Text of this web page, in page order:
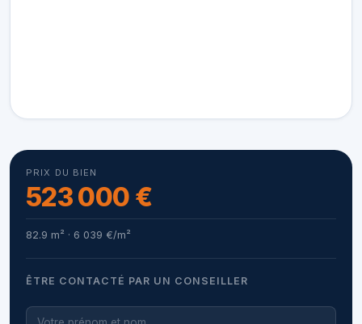
PRIX DU BIEN
523 000 €
82.9 m² · 6 039 €/m²
ÊTRE CONTACTÉ PAR UN CONSEILLER